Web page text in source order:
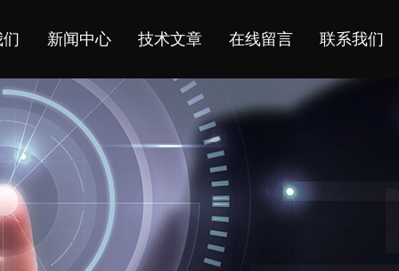
新闻中心 技术文章 在线留言 联系我们